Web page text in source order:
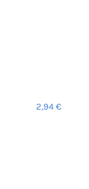
2,94 €